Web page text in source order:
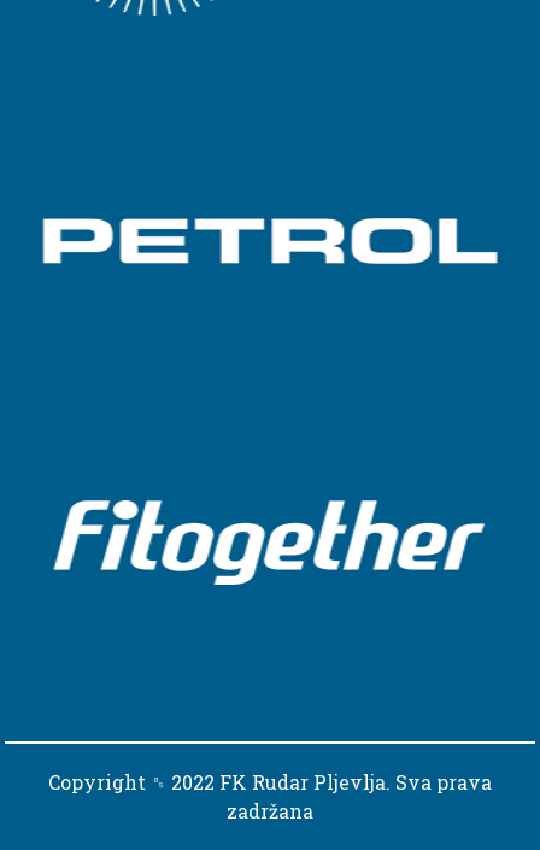
Copyright ␈ 2022 FK Rudar Pljevlja. Sva prava
zadržana